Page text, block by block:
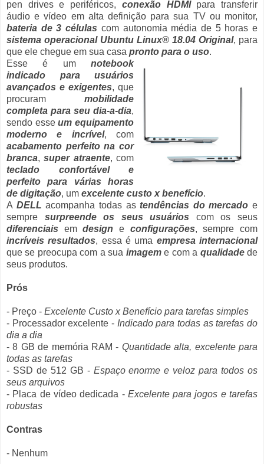
pen drives e periféricos, conexão HDMIpara transferir
áudio e vídeo em alta definição para sua TV ou monitor,
bateria de 3 células com autonomia média de 5 horas e
sistema operacional Ubuntu Linux® 18.04 Original, para
que ele chegue em sua casa pronto para o uso.
Esse é um notebook
indicado para usuários
avançados e exigentes, que
procuram mobilidade
completa para seu dia-a-dia,
sendo esseum equipamento
moderno e incrível, com
acabamento perfeito na cor
branca,super atraente, com
teclado confortável e
perfeito para várias horas
de digitação, um excelente custo x benefício.
A DELL acompanha todas astendências do mercado e
sempre surpreende os seus usuários com os seus
diferenciais emdesign e configurações, sempre com
incríveis resultados, essa é uma empresa internacional
que se preocupa com a sua imageme com a qualidadede
seus produtos.
Prós
- Preço - Excelente Custo x Benefício para tarefas simples
- Processador excelente - Indicado para todas as tarefas do
dia a dia
- 8 GB de memória RAM - Quantidade alta, excelente para
todas as tarefas
- SSD de 512 GB - Espaço enorme e veloz para todos os
seus arquivos
- Placa de vídeo dedicada - Excelente para jogos e tarefas
robustas
Contras
- Nenhum